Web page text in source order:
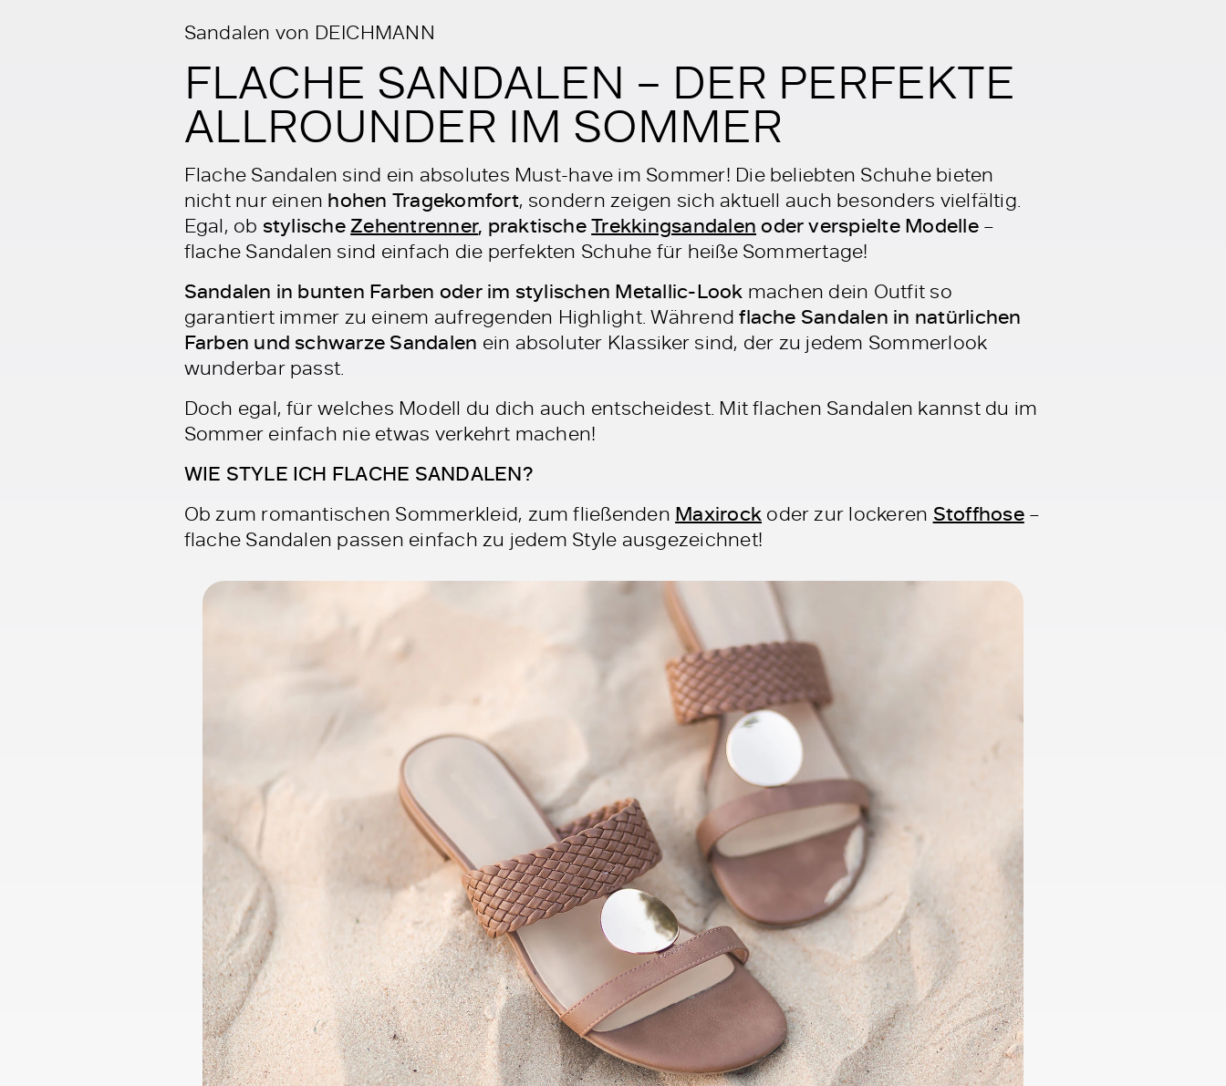
Sandalen von DEICHMANN
FLACHE SANDALEN – DER PERFEKTE
ALLROUNDER IM SOMMER
Flache Sandalen sind ein absolutes Must-have im Sommer! Die beliebten Schuhe bieten
nicht nur einen hohen Tragekomfort, sondern zeigen sich aktuell auch besonders vielfältig.
Egal, ob stylischeZehentrenner, praktischeTrekkingsandalen oder verspielte Modelle–
flache Sandalen sind einfach die perfekten Schuhe für heiße Sommertage!
Sandalen in bunten Farben oder im stylischen Metallic-Look machen dein Outfit so
garantiert immer zu einem aufregenden Highlight. Währendflache Sandalen in natürlichen
Farben und schwarze Sandalen ein absoluter Klassiker sind, der zu jedem Sommerlook
wunderbar passt.
Doch egal, für welches Modell du dich auch entscheidest. Mit flachen Sandalen kannst du im
Sommer einfach nie etwas verkehrt machen!
WIE STYLE ICH FLACHE SANDALEN?
Ob zum romantischen Sommerkleid, zum fließenden Maxirock oder zur lockeren Stoffhose–
flache Sandalen passen einfach zu jedem Style ausgezeichnet!